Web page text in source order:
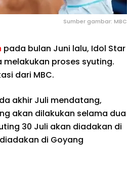
Sumber gambar: MBC
pada bulan Juni lalu, Idol Star
proses syuting.
dari MBC.
akhir Juli mendatang,
akan dilakukan selama dua
30 Juli akan diadakan di
di Goyang